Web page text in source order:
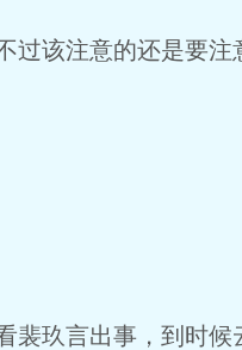
该注意的还是要注
裴玖言出事，到时候